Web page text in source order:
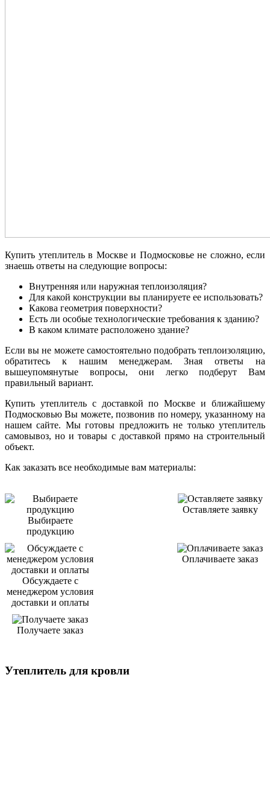
Купить утеплитель в Москве и Подмосковье не сложно, если
знаешь ответы на следующие вопросы:
Внутренняя или наружная теплоизоляция?
Для какой конструкции вы планируете ее использовать?
Какова геометрия поверхности?
Есть ли особые технологические требования к зданию?
В каком климате расположено здание?
Если вы не можете самостоятельно подобрать теплоизоляцию,
обратитесь к нашим менеджерам. Зная ответы на
вышеупомянутые вопросы, они легко подберут Вам
правильный вариант.
Купить утеплитель с доставкой по Москве и ближайшему
Подмосковью Вы можете, позвонив по номеру, указанному на
нашем сайте. Мы готовы предложить не только утеплитель
самовывоз, но и товары с доставкой прямо на строительный
объект.
Как заказать все необходимые вам материалы:
Выбираете
продукцию
Оставляете заявку
Обсуждаете с
менеджером условия
доставки и оплаты
Оплачиваете заказ
Получаете заказ
Утеплитель для кровли